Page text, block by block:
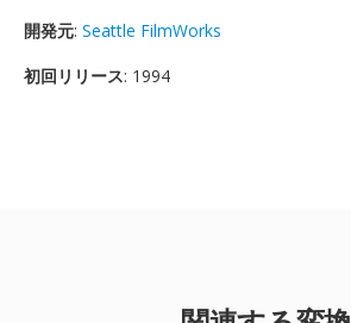
開発元: Seattle FilmWorks
初回リリース: 1994